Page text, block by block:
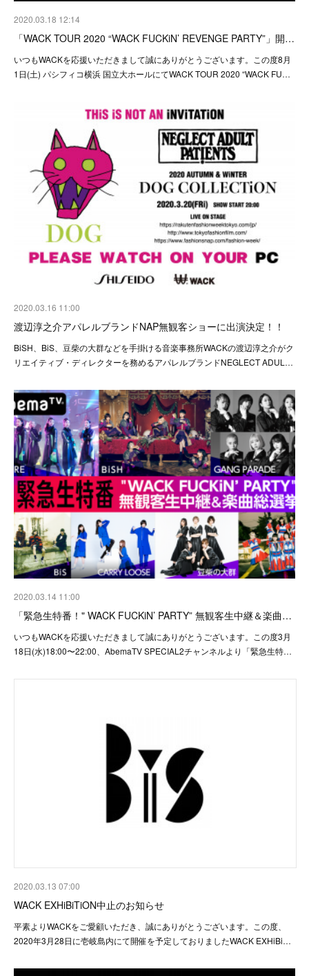
2020.03.18 12:14
「WACK TOUR 2020 “WACK FUCKiN’ REVENGE PARTY”」開…
いつもWACKを応援いただきまして誠にありがとうございます。この度8月
1日(土) パシフィコ横浜 国立大ホールにてWACK TOUR 2020 “WACK FU…
2020.03.16 11:00
渡辺淳之介アパレルブランドNAP無観客ショーに出演決定！！
BiSH、BiS、豆柴の大群などを手掛ける音楽事務所WACKの渡辺淳之介がク
リエイティブ・ディレクターを務めるアパレルブランドNEGLECT ADUL…
2020.03.14 11:00
「緊急生特番！" WACK FUCKiN’ PARTY” 無観客生中継＆楽曲…
いつもWACKを応援いただきまして誠にありがとうございます。この度3月
18日(水)18:00〜22:00、AbemaTV SPECIAL2チャンネルより「緊急生特…
2020.03.13 07:00
WACK EXHiBiTiON中止のお知らせ
平素よりWACKをご愛顧いただき、誠にありがとうございます。この度、
2020年3月28日に壱岐島内にて開催を予定しておりましたWACK EXHiBi…